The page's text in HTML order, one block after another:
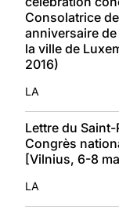
Consolatrice
anniversaire
la ville de
2016)
LA
Lettre du
Congrès
[Vilnius, 6-8
LA